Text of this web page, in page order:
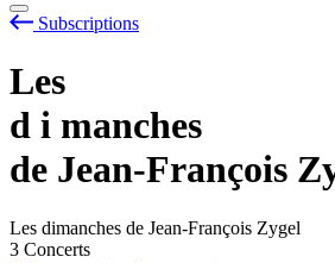
Subscriptions
Les
d i manches
de Jean-François
Les dimanches de Jean-François Zygel
3 Concerts